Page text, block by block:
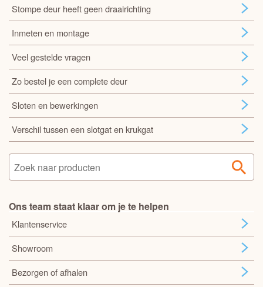
Stompe deur heeft geen draairichting
Inmeten en montage
Veel gestelde vragen
Zo bestel je een complete deur
Sloten en bewerkingen
Verschil tussen een slotgat en krukgat
Ons team staat klaar om je te helpen
Klantenservice
Showroom
Bezorgen of afhalen